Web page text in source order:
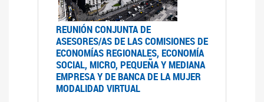
REUNIÓN CONJUNTA DE
ASESORES/AS DE LAS COMISIONES DE
ECONOMÍAS REGIONALES, ECONOMÍA
SOCIAL, MICRO, PEQUEÑA Y MEDIANA
EMPRESA Y DE BANCA DE LA MUJER
MODALIDAD VIRTUAL